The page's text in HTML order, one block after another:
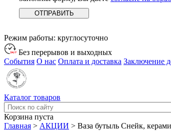
Режим работы: круглосуточно
Без перерывов и выходных
События О нас Оплата и доставка Заключение
Каталог товаров
Корзина пуста
Главная > АКЦИИ > Ваза бутыль Снейк,